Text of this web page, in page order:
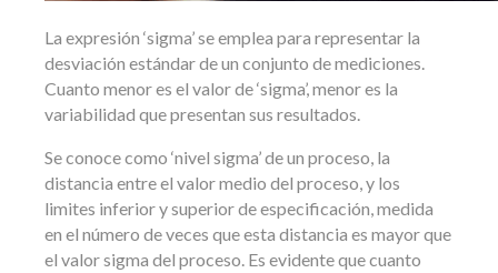
La expresión ‘sigma’ se emplea para representar la
desviación estándar de un conjunto de mediciones.
Cuanto menor es el valor de ‘sigma’, menor es la
variabilidad que presentan sus resultados.
Se conoce como ‘nivel sigma’ de un proceso, la
distancia entre el valor medio del proceso, y los
limites inferior y superior de especificación, medida
en el número de veces que esta distancia es mayor que
el valor sigma del proceso. Es evidente que cuanto